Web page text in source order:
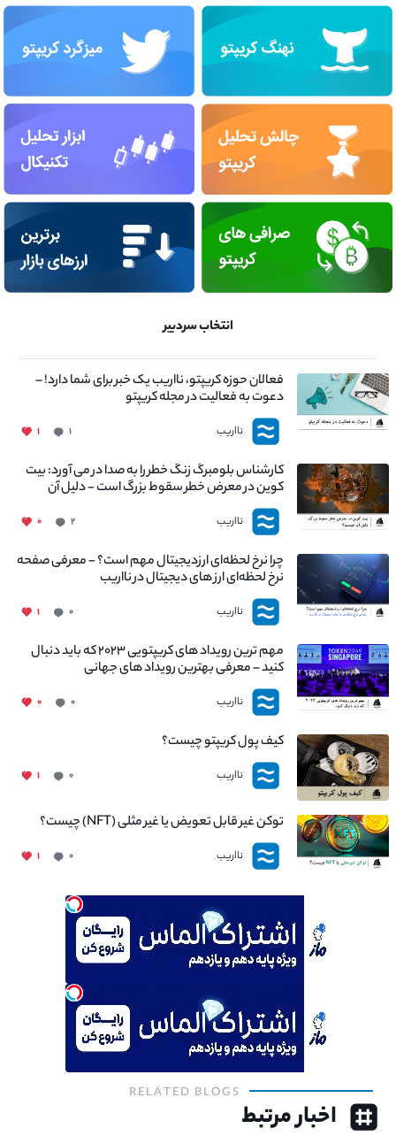
انتخاب سردبیر
فعالان حوزه کریپتو، نااریب یک خبر برای شما دارد! –
دعوت به فعالیت در مجله کریپتو
نااریب ۱ ۱
کارشناس بلومبرگ زنگ خطر را به صدا در می آورد: بیت
کوین در معرض خطر سقوط بزرگ است - دلیل آن
چیست؟
نااریب ۲ ۰
چرا نرخ لحظه‌ای ارزدیجیتال مهم است؟ - معرفی صفحه
نرخ لحظه‌ای ارز های دیجیتال در نااریب
نااریب ۰ ۱
مهم ترین رویداد های کریپتویی ۲۰۲۳ که باید دنبال
کنید – معرفی بهترین رویداد های جهانی
نااریب ۰ ۰
کیف پول کریپتو چیست؟
نااریب ۰ ۱
توکن غیر قابل تعویض یا غیر مثلی (NFT) چیست؟
نااریب ۰ ۱
RELATED BLOGS
اخبار مرتبط